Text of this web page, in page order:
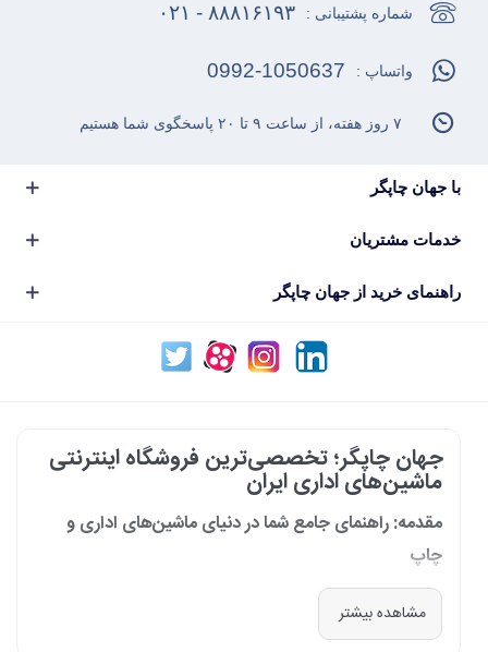
با جهان چاپگر
خدمات مشتریان
راهنمای خرید از جهان چاپگر
شماره پشتیبانی : ۸۸۸۱۶۱۹۳ - ۰۲۱
واتساپ : 0992-1050637
۷ روز هفته، از ساعت ۹ تا ۲۰ پاسخگوی شما هستیم
جهان چاپگر؛ تخصصی‌ترین فروشگاه اینترنتی
ماشین‌های اداری ایران
مقدمه: راهنمای جامع شما در دنیای ماشین‌های اداری و
چاپ
در دنیای پرشتاب امروز که کسب‌وکارها و سازمان‌ها برای افزایش بهره‌وری خود به
فناوری‌های نوین وابسته‌اند، دسترسی به ابزارهای کارآمد و قابل اعتماد یک
مشاهده بیشتر